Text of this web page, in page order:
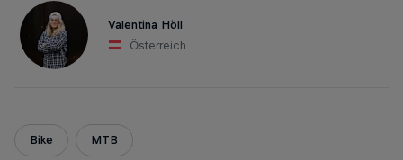
Valentina Höll
Österreich
Bike MTB